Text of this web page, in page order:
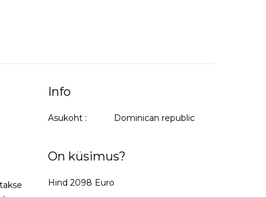
Info
Asukoht : Dominican republic
On küsimus?
Hind 2098 Euro